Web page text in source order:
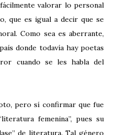
valorar lo personal
que es igual a decir que se
Como sea es aberrante,
donde todavía hay poetas
cuando se les habla del
pero sí confirmar que fue
femenina”, pues su
de literatura. Tal género